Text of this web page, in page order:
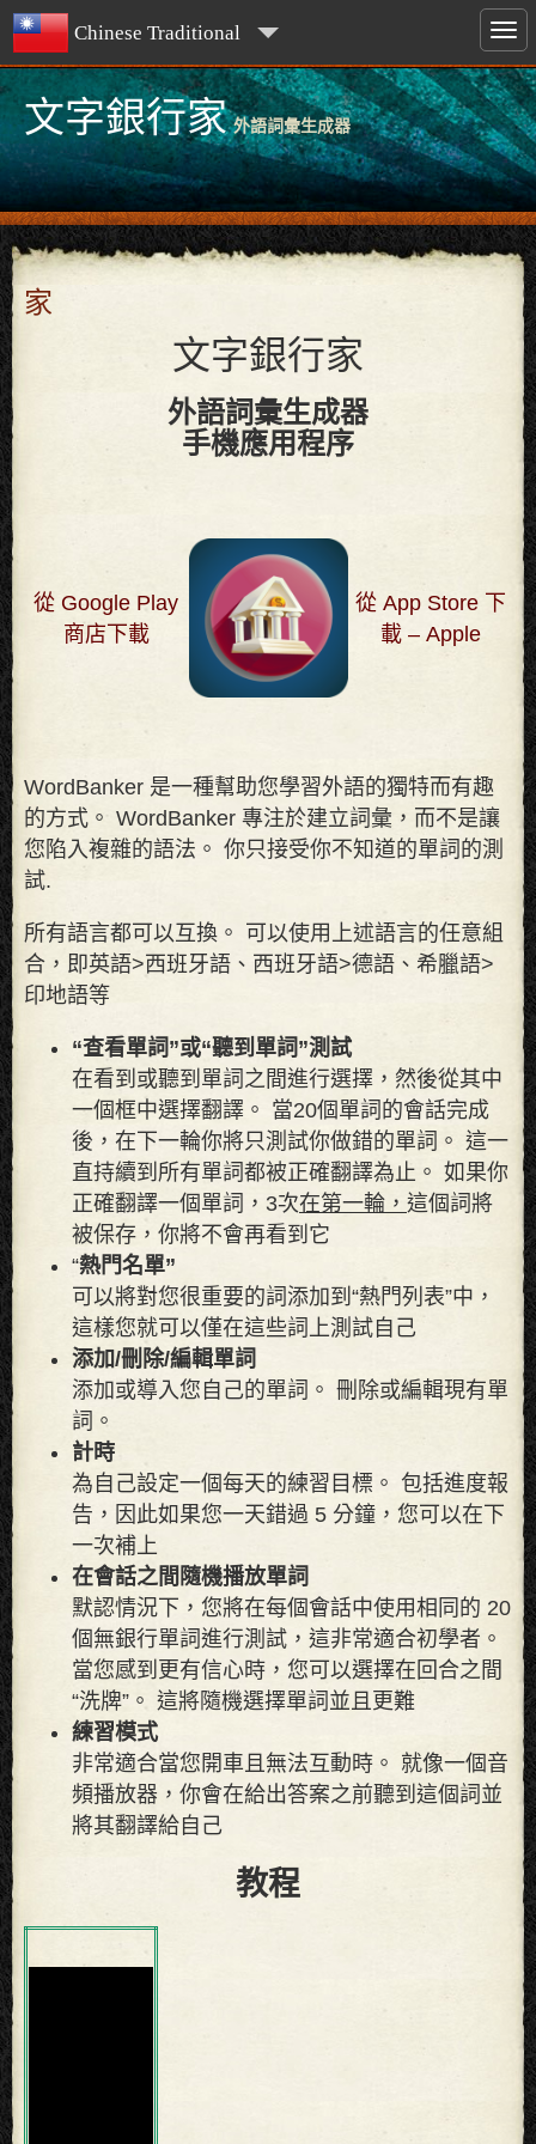
Chinese Traditional
文字銀行家 外語詞彙生成器
家
文字銀行家
外語詞彙生成器
手機應用程序
從 Google Play
商店下載
從 App Store 下
載 – Apple
WordBanker 是一種幫助您學習外語的獨特而有趣
的方式。 WordBanker 專注於建立詞彙，而不是讓
您陷入複雜的語法。 你只接受你不知道的單詞的測
試.
所有語言都可以互換。 可以使用上述語言的任意組
合，即英語>西班牙語、西班牙語>德語、希臘語>
印地語等
“查看單詞”或“聽到單詞”測試
在看到或聽到單詞之間進行選擇，然後從其中
一個框中選擇翻譯。 當20個單詞的會話完成
後，在下一輪你將只測試你做錯的單詞。 這一
直持續到所有單詞都被正確翻譯為止。 如果你
正確翻譯一個單詞，3次在第一輪， 這個詞將
被保存，你將不會再看到它
“熱門名單”
可以將對您很重要的詞添加到“熱門列表”中，
這樣您就可以僅在這些詞上測試自己
添加/刪除/編輯單詞
添加或導入您自己的單詞。 刪除或編輯現有單
詞。
計時
為自己設定一個每天的練習目標。 包括進度報
告，因此如果您一天錯過 5 分鐘，您可以在下
一次補上
在會話之間隨機播放單詞
默認情況下，您將在每個會話中使用相同的 20
個無銀行單詞進行測試，這非常適合初學者。
當您感到更有信心時，您可以選擇在回合之間
“洗牌”。 這將隨機選擇單詞並且更難
練習模式
非常適合當您開車且無法互動時。 就像一個音
頻播放器，你會在給出答案之前聽到這個詞並
將其翻譯給自己
教程